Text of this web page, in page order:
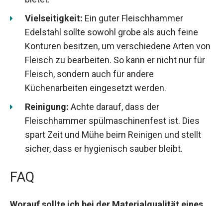
Vielseitigkeit: Ein guter Fleischhammer
Edelstahl sollte sowohl grobe als auch feine
Konturen besitzen, um verschiedene Arten von
Fleisch zu bearbeiten. So kann er nicht nur für
Fleisch, sondern auch für andere
Küchenarbeiten eingesetzt werden.
Reinigung: Achte darauf, dass der
Fleischhammer spülmaschinenfest ist. Dies
spart Zeit und Mühe beim Reinigen und stellt
sicher, dass er hygienisch sauber bleibt.
FAQ